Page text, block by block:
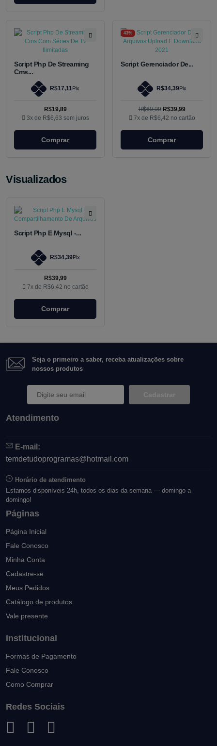
Script Php De Streaming
Cms...
R$17,11Pix
R$19,89
3x de R$6,63 sem juros
Comprar
43%
Script Gerenciador De...
R$34,39Pix
R$69,99 R$39,99
7x de R$6,42 no cartão
Comprar
Visualizados
Script Php E Mysql -...
R$34,39Pix
R$39,99
7x de R$6,42 no cartão
Comprar
Seja o primeiro a saber, receba atualizações sobre
nossos produtos
Cadastrar
Atendimento
E-mail:
temdetudoprogramas@hotmail.com
Horário de atendimento
Estamos disponíveis 24h, todos os dias da semana — domingo a
domingo!
Páginas
Página Inicial
Fale Conosco
Minha Conta
Cadastre-se
Meus Pedidos
Catálogo de produtos
Vale presente
Institucional
Formas de Pagamento
Fale Conosco
Como Comprar
Redes Sociais